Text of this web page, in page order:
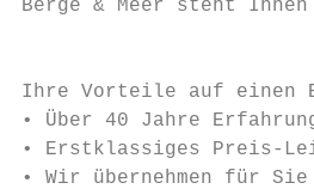
Berge & Meer steht
Ihre Vorteile auf
• Über 40 Jahre
• Erstklassiges Preis-
• Wir übernehmen für